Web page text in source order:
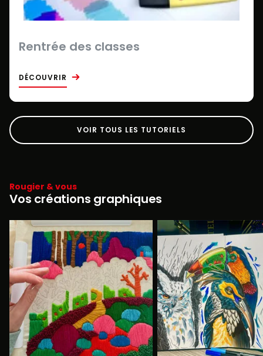
Rentrée des classes
DÉCOUVRIR
VOIR TOUS LES TUTORIELS
Rougier & vous
Vos créations graphiques